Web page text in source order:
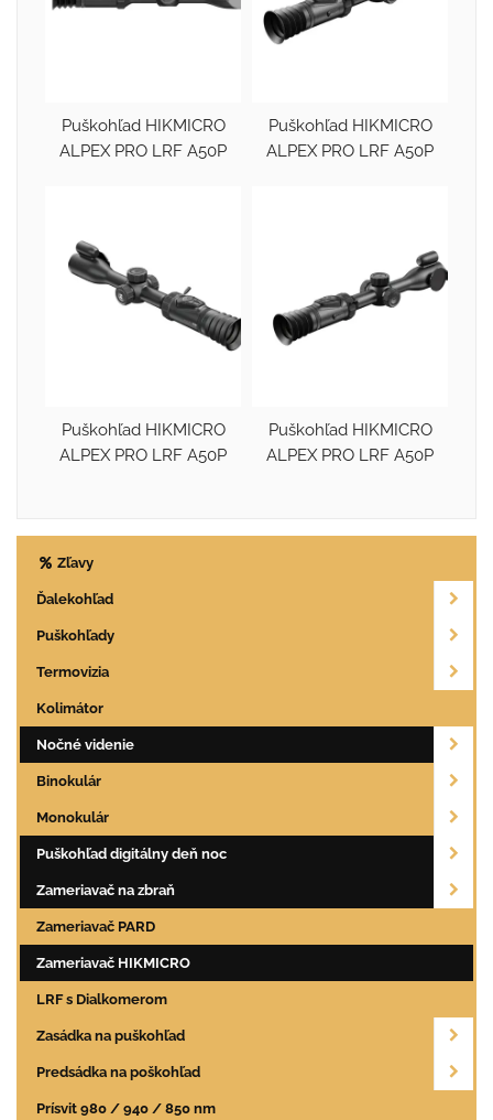
Puškohľad HIKMICRO
ALPEX PRO LRF A50P
Puškohľad HIKMICRO
ALPEX PRO LRF A50P
Puškohľad HIKMICRO
ALPEX PRO LRF A50P
Puškohľad HIKMICRO
ALPEX PRO LRF A50P
Zľavy
Ďalekohľad
Puškohľady
Termovizia
Kolimátor
Nočné videnie
Binokulár
Monokulár
Puškohľad digitálny deň noc
Zameriavač na zbraň
Zameriavač PARD
Zameriavač HIKMICRO
LRF s Dialkomerom
Zasádka na puškohľad
Predsádka na poškohľad
Prísvit 980 / 940 / 850 nm